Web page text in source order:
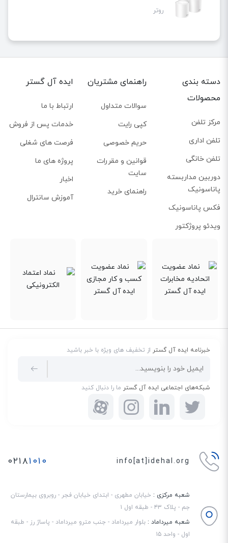
روتر
دسته بندی
محصولات
مرکز تلفن
تلفن اداری
تلفن خانگی
دوربین مداربسته
پاناسونیک
فکس پاناسونیک
ویدئو پروژکتور
راهنمای مشتریان
سوالات متداول
کپی رایت
حریم خصوصی
قوانین و مقررات
سایت
راهنمای خرید
ایده آل گستر
ارتباط با ما
خدمات پس از فروش
فرصت های شغلی
پروژه های ما
اخبار
آموزش سانترال
خبرنامه ایده آل گستر از تخفیف های ویژه با خبر باشید
شبکه‌های اجتماعی ایده آل گستر ما را دنبال کنید
info[at]idehal.org ۰۲۱۸۱۰۱۰
شعبه مرکزی : خیابان مطهری - ابتدای خیابان فجر - روبروی بیمارستان
جم - پلاک ۴۳ - طبقه اول ۱
شعبه میرداماد : بلوار میرداماد - جنب مترو میرداماد - پاساژ رز - طبقه
اول - واحد ۱۵